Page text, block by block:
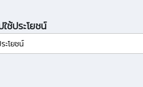
ช้ประโยชน์
ะโยชน์